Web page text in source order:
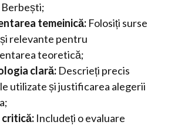
temeinică: Folosiți surse
relevante pentru
teoretică;
clară: Descrieți precis
utilizate și justificarea alegerii
Includeți o evaluare